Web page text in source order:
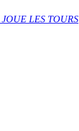
LES TOURS